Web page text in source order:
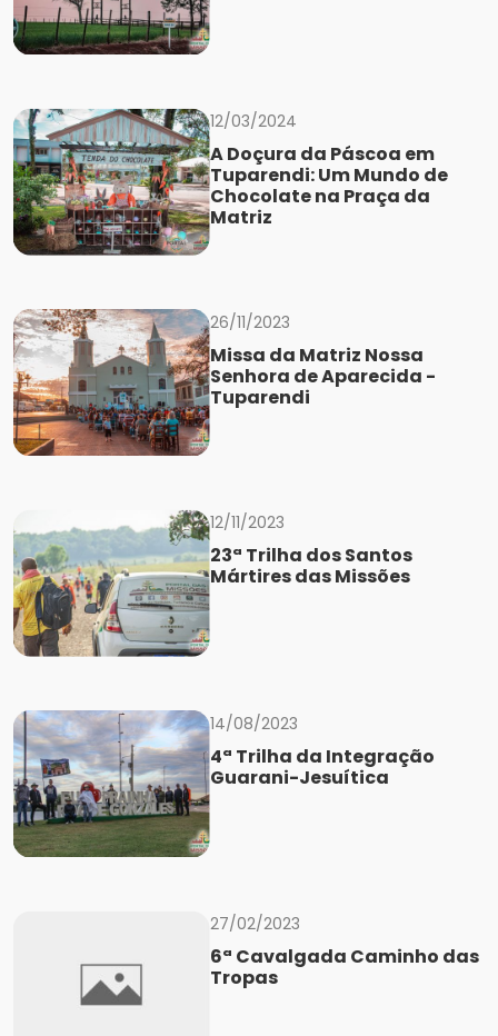
12/03/2024
A Doçura da Páscoa em
Tuparendi: Um Mundo de
Chocolate na Praça da
Matriz
26/11/2023
Missa da Matriz Nossa
Senhora de Aparecida -
Tuparendi
12/11/2023
23ª Trilha dos Santos
Mártires das Missões
14/08/2023
4ª Trilha da Integração
Guarani-Jesuítica
27/02/2023
6ª Cavalgada Caminho das
Tropas